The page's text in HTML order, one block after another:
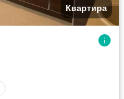
Квартира